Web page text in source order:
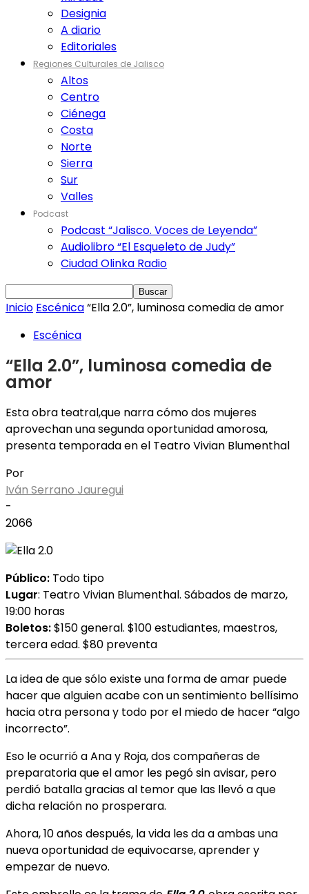
Designia
A diario
Editoriales
Regiones Culturales de Jalisco
Altos
Centro
Ciénega
Costa
Norte
Sierra
Sur
Valles
Podcast
Podcast “Jalisco. Voces de Leyenda”
Audiolibro “El Esqueleto de Judy”
Ciudad Olinka Radio
Inicio Escénica“Ella 2.0”, luminosa comedia de amor
Escénica
“Ella 2.0”, luminosa comedia de
amor
Esta obra teatral,que narra cómo dos mujeres
aprovechan una segunda oportunidad amorosa,
presenta temporada en el Teatro Vivian Blumenthal
Por
Iván Serrano Jauregui
-
2066
Público: Todo tipo
Lugar: Teatro Vivian Blumenthal. Sábados de marzo,
19:00 horas
Boletos:$150 general. $100 estudiantes, maestros,
tercera edad. $80 preventa
La idea de que sólo existe una forma de amar puede
hacer que alguien acabe con un sentimiento bellísimo
hacia otra persona y todo por el miedo de hacer “algo
incorrecto”.
Eso le ocurrió a Ana y Roja, dos compañeras de
preparatoria que el amor les pegó sin avisar, pero
perdió batalla gracias al temor que las llevó a que
dicha relación no prosperara.
Ahora, 10 años después, la vida les da a ambas una
nueva oportunidad de equivocarse, aprender y
empezar de nuevo.